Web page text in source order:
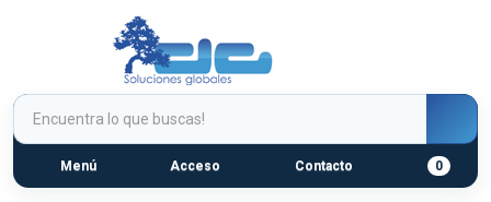
Menú Acceso Contacto 0